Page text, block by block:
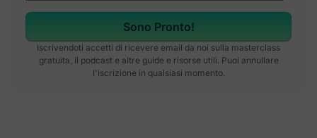
Sono Pronto!
Iscrivendoti accetti di ricevere email da noi sulla masterclass
gratuita, il podcast e altre guide e risorse utili. Puoi annullare
l'iscrizione in qualsiasi momento.